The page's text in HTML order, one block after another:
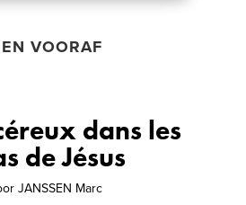
VOORAF
dans les
de Jésus
JANSSEN Marc